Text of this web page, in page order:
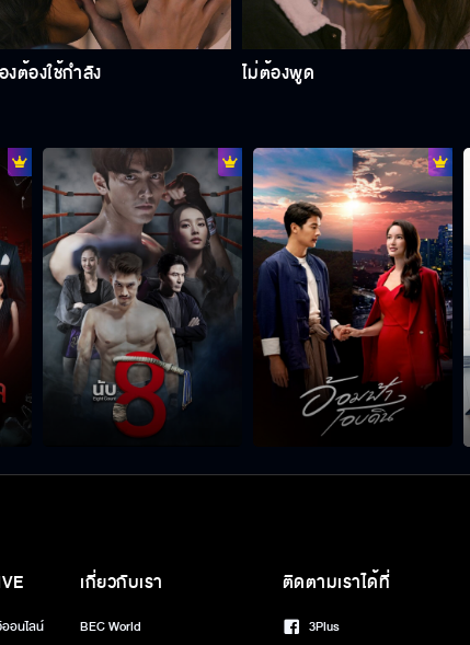
งต้องใช้กำลัง ไม่ต้องพูด
อนไลน์
เกี่ยวกับเรา
BEC World
ติดตามเราได้ที่
3Plus